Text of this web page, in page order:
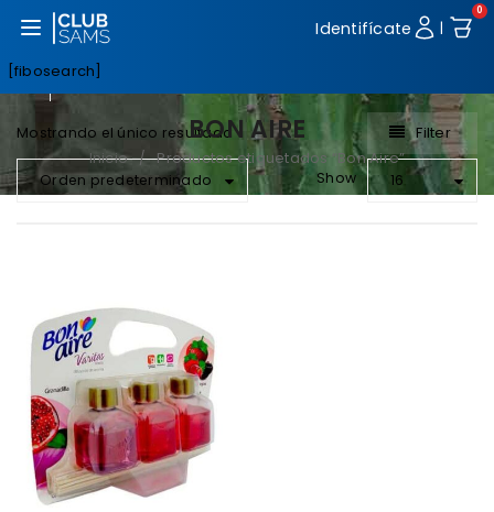
Abrir menú Identifícate |
0
[fibosearch]
BON AIRE
Inicio / Productos etiquetados “Bon Aire”
Mostrando el único resultado Filter
Orden predeterminado Show 16